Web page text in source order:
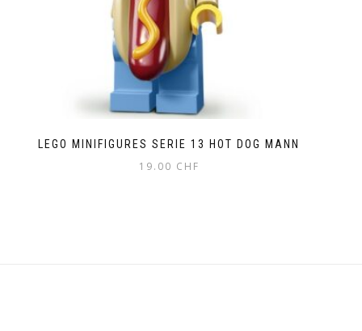
LEGO MINIFIGURES SERIE 13 HOT DOG MANN
19.00 CHF